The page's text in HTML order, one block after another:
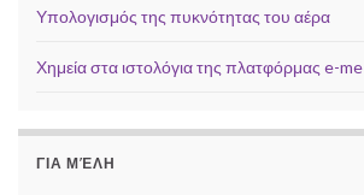
Υπολογισμός της πυκνότητας του αέρα
Χημεία στα ιστολόγια της πλατφόρμας e-me
ΓΙΑ ΜΈΛΗ